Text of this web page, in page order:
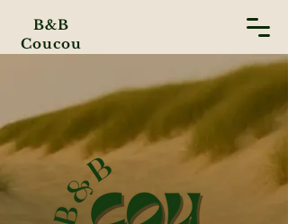
B&B
Coucou